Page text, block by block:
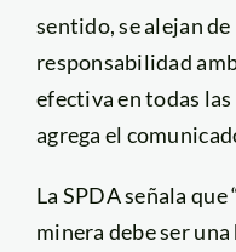
sentido, se alejan
responsabilidad
efectiva en todas
agrega el
La SPDA señala
minera debe ser